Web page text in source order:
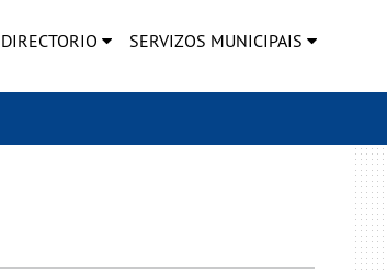
DIRECTORIO SERVIZOS MUNICIPAIS